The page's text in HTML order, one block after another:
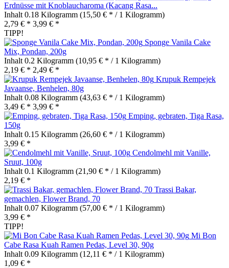
Erdnüsse mit Knoblaucharoma (Kacang Rasa...
Inhalt 0.18 Kilogramm (15,50 € * / 1 Kilogramm)
2,79 € * 3,99 € *
TIPP!
Sponge Vanila Cake
Mix, Pondan, 200g
Inhalt 0.2 Kilogramm (10,95 € * / 1 Kilogramm)
2,19 € * 2,49 € *
Krupuk Rempejek
Javaanse, Benhelen, 80g
Inhalt 0.08 Kilogramm (43,63 € * / 1 Kilogramm)
3,49 € * 3,99 € *
Emping, gebraten, Tiga Rasa,
150g
Inhalt 0.15 Kilogramm (26,60 € * / 1 Kilogramm)
3,99 € *
Cendolmehl mit Vanille,
Sruut, 100g
Inhalt 0.1 Kilogramm (21,90 € * / 1 Kilogramm)
2,19 € *
Trassi Bakar,
gemachlen, Flower Brand, 70
Inhalt 0.07 Kilogramm (57,00 € * / 1 Kilogramm)
3,99 € *
TIPP!
Mi Bon
Cabe Rasa Kuah Ramen Pedas, Level 30, 90g
Inhalt 0.09 Kilogramm (12,11 € * / 1 Kilogramm)
1,09 € *